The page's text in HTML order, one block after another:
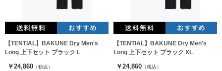
【TENTIAL】BAKUNE Dry Men's
Long 上下セット ブラック L
￥24,860 （税込）
【TENTIAL】BAKUNE Dry Men's
Long 上下セット ブラック XL
￥24,860 （税込）